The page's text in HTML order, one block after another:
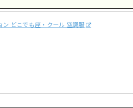
ン どこでも座・クール 空調服